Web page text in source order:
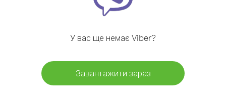
У вас ще немає Viber?
Завантажити зараз